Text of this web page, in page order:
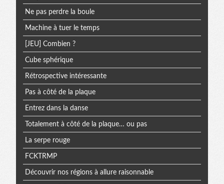
Ne pas perdre la boule
Machine à tuer le temps
[JEU] Combien ?
Cube sphérique
Rétrospective intéressante
Pas à côté de la plaque
Entrez dans la danse
Totalement à côté de la plaque… ou pas
La serpe rouge
FCKTRMP
Découvrir nos régions à allure raisonnable